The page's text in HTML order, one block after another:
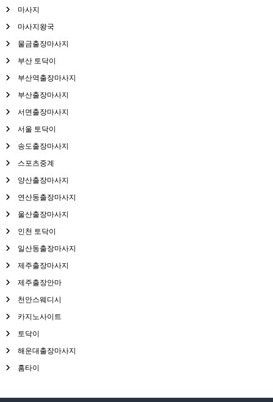
마사지
마사지왕국
물금출장마사지
부산 토닥이
부산역출장마사지
부산출장마사지
서면출장마사지
서울 토닥이
송도출장마사지
스포츠중계
양산출장마사지
연산동출장마사지
울산출장마사지
인천 토닥이
일산동출장마사지
제주출장마사지
제주출장안마
천안스웨디시
카지노사이트
토닥이
해운대출장마사지
홈타이